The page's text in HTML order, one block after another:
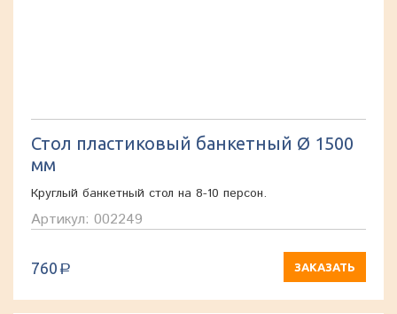
Стол пластиковый банкетный Ø 1500
мм
Круглый банкетный стол на 8-10 персон.
Артикул: 002249
760 a ЗАКАЗАТЬ